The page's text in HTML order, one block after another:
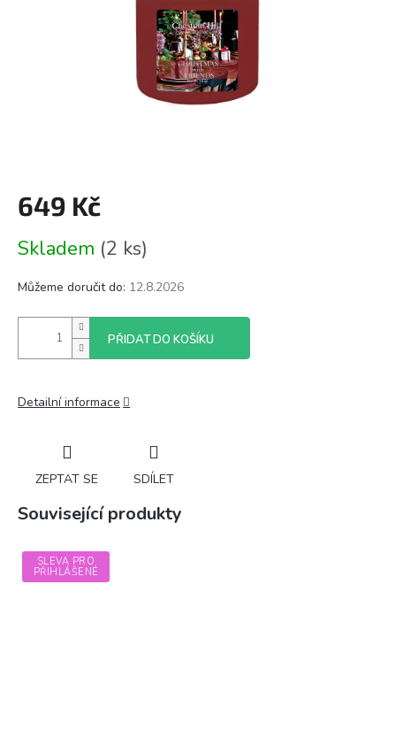
649 Kč
cena:
Skladem (2 ks)
Můžeme doručit do: 12.8.2026
PŘIDAT DO KOŠÍKU
Detailní informace
ZEPTAT SE SDÍLET
Související produkty
SLEVA PRO
PŘIHLÁŠENÉ